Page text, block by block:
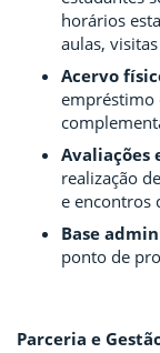
horários
aulas,
Acervo
empréstimo
Avaliações
realização
e encontros
Base
ponto de
Parceria e